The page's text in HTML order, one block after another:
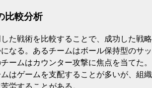
比較分析
た戦術を比較することで、成功した戦略
なる。あるチームはボール保持型のサッ
ームはカウンター攻撃に焦点を当てた。
はゲームを支配することが多いが、組織